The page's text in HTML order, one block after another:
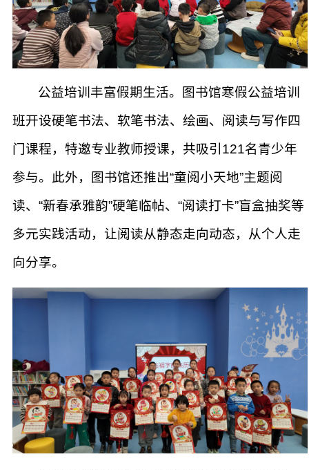
公益培训丰富假期生活。图书馆寒假公益培训
班开设硬笔书法、软笔书法、绘画、阅读与写作四
门课程，特邀专业教师授课，共吸引121名青少年
参与。此外，图书馆还推出“童阅小天地”主题阅
读、“新春承雅韵”硬笔临帖、“阅读打卡”盲盒抽奖等
多元实践活动，让阅读从静态走向动态，从个人走
向分享。